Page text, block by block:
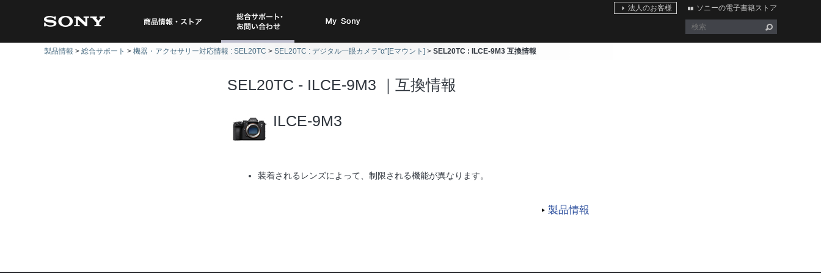
商品情報・ストア
総合サポート・お
My Sony
法人のお客様 ソニーの電子書籍ストア
製品情報 総合サポート 機器・アクセサリー対応情報 : SEL20TC SEL20TC : デジタル一眼カメラ“α”[Eマウント] SEL20TC : ILCE-9M3 互換情報
SEL20TC - ILCE-9M3 ｜互換情報
ILCE-9M3
装着されるレンズによって、制限される機能が異なります。
製品情報